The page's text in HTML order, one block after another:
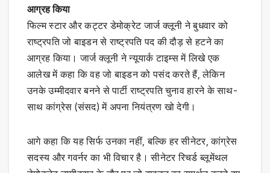
आग्रह किया
फिल्म स्टार और कट्टर डेमोक्रेट जार्ज क्लूनी ने बुधवार को
राष्ट्रपति जो बाइडन से राष्ट्रपति पद की दौड़ से हटने का
आग्रह किया। जार्ज क्लूनी ने न्यूयार्क टाइम्स में लिखे एक
आलेख में कहा कि वह जो बाइडन को पसंद करते हैं, लेकिन
उनके उम्मीदवार बनने से पार्टी राष्ट्रपति चुनाव हारने के साथ-
साथ कांग्रेस (संसद) में अपना नियंत्रण खो देगी।
आगे कहा कि यह सिर्फ उनका नहीं, बल्कि हर सीनेटर, कांग्रेस
सदस्य और गवर्नर का भी विचार है। सीनेटर रिचर्ड ब्लूमेंथल